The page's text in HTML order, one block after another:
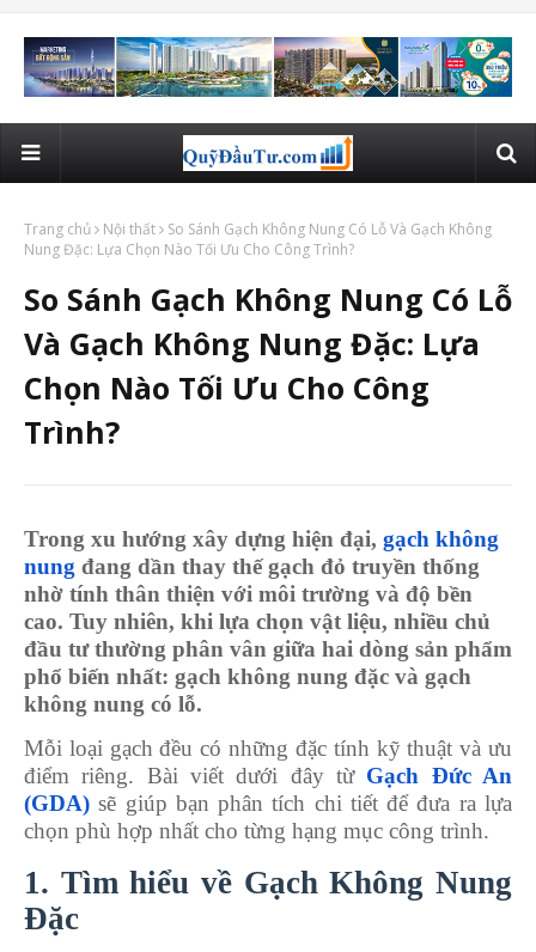
Trang chủ Nội thất
So Sánh Gạch Không Nung Có Lỗ Và Gạch Không
Nung Đặc: Lựa Chọn Nào Tối Ưu Cho Công Trình?
So Sánh Gạch Không Nung Có Lỗ
Và Gạch Không Nung Đặc: Lựa
Chọn Nào Tối Ưu Cho Công
Trình?
Trong xu hướng xây dựng hiện đại, gạch không
nung đang dần thay thế gạch đỏ truyền thống
nhờ tính thân thiện với môi trường và độ bền
cao. Tuy nhiên, khi lựa chọn vật liệu, nhiều chủ
đầu tư thường phân vân giữa hai dòng sản phẩm
phổ biến nhất: gạch không nung đặc và gạch
không nung có lỗ.
Mỗi loại gạch đều có những đặc tính kỹ thuật và ưu
điểm riêng. Bài viết dưới đây từ Gạch Đức An
(GDA) sẽ giúp bạn phân tích chi tiết để đưa ra lựa
chọn phù hợp nhất cho từng hạng mục công trình.
1. Tìm hiểu về Gạch Không Nung
Đặc